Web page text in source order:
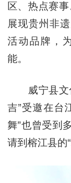
区、热点赛
展现贵州非
活动品牌，
能。
威宁县文化
吉”受邀在台
舞”也曾受到
请到榕江县的